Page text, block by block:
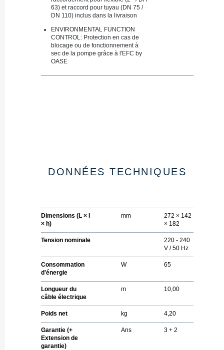
63) et raccord pour tuyau (DN 75 /
DN 110) inclus dans la livraison
ENVIRONMENTAL FUNCTION
CONTROL​​​: Protection en cas de
blocage ou de fonctionnement à
sec de la pompe grâce à l'EFC by
OASE
DONNÉES TECHNIQUES
Dimensions (L × l
× h)
mm
272 × 142
× 182
Tension nominale
220 - 240
V / 50 Hz
Consommation
d'énergie
W 65
Longueur du
câble électrique
m 10,00
Poids net kg 4,20
Garantie (+
Extension de
garantie)
Ans 3 + 2